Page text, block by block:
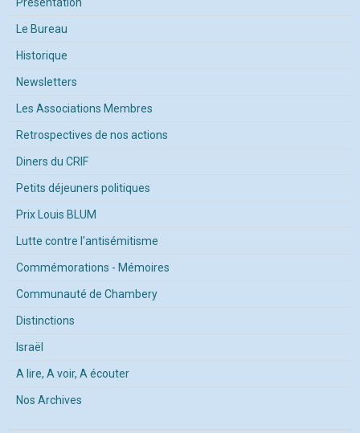
Le Bureau
Historique
Newsletters
Les Associations Membres
Retrospectives de nos actions
Diners du CRIF
Petits déjeuners politiques
Prix Louis BLUM
Lutte contre l'antisémitisme
Commémorations - Mémoires
Communauté de Chambery
Distinctions
Israël
A lire, A voir, A écouter
Nos Archives